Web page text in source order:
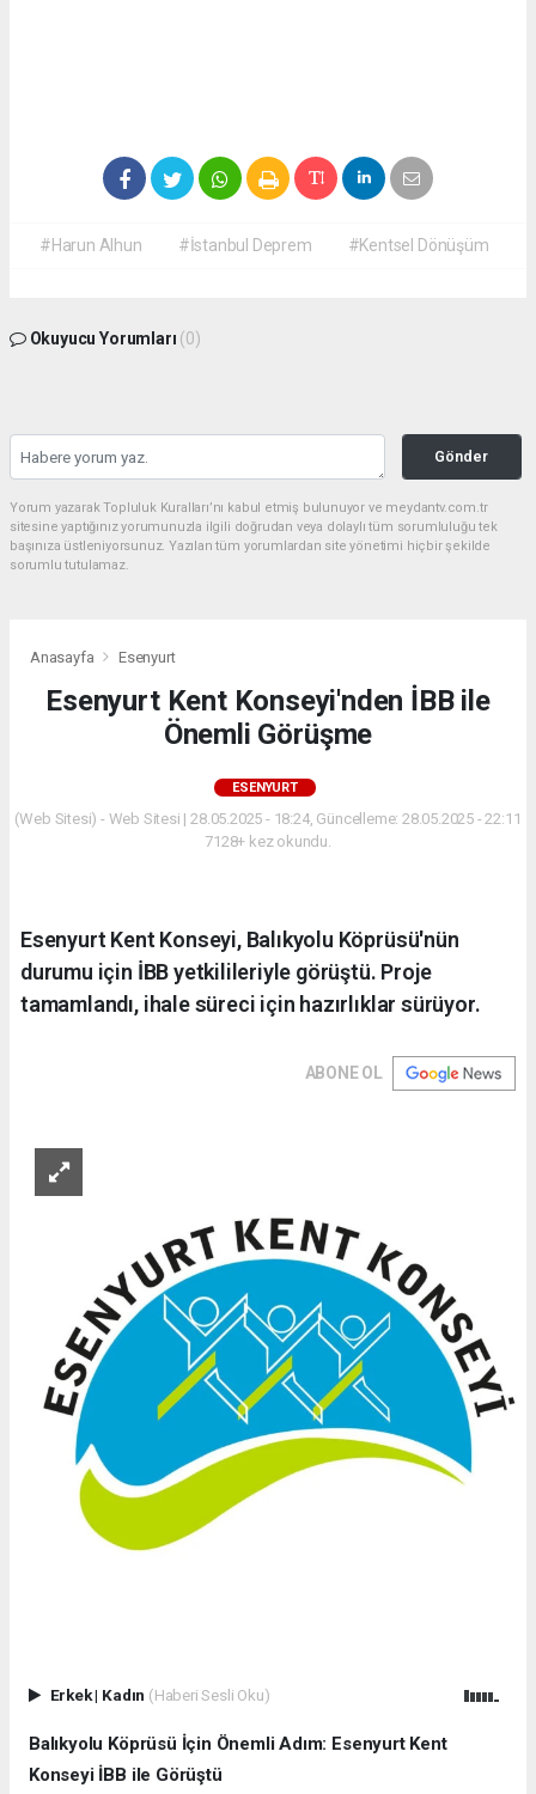
#Harun Alhun #İstanbul Deprem #Kentsel Dönüşüm
Okuyucu Yorumları (0)
Gönder
Yorum yazarak Topluluk Kuralları’nı kabul etmiş bulunuyor ve meydantv.com.tr
sitesine yaptığınız yorumunuzla ilgili doğrudan veya dolaylı tüm sorumluluğu tek
başınıza üstleniyorsunuz. Yazılan tüm yorumlardan site yönetimi hiçbir şekilde
sorumlu tutulamaz.
Anasayfa Esenyurt
Esenyurt Kent Konseyi'nden İBB ile
Önemli Görüşme
ESENYURT
(Web Sitesi) - Web Sitesi | 28.05.2025 - 18:24, Güncelleme: 28.05.2025 - 22:11
7128+ kez okundu.
Esenyurt Kent Konseyi, Balıkyolu Köprüsü'nün
durumu için İBB yetkilileriyle görüştü. Proje
tamamlandı, ihale süreci için hazırlıklar sürüyor.
ABONE OL
Erkek| Kadın (Haberi Sesli Oku)
Balıkyolu Köprüsü İçin Önemli Adım: Esenyurt Kent
Konseyi İBB ile Görüştü